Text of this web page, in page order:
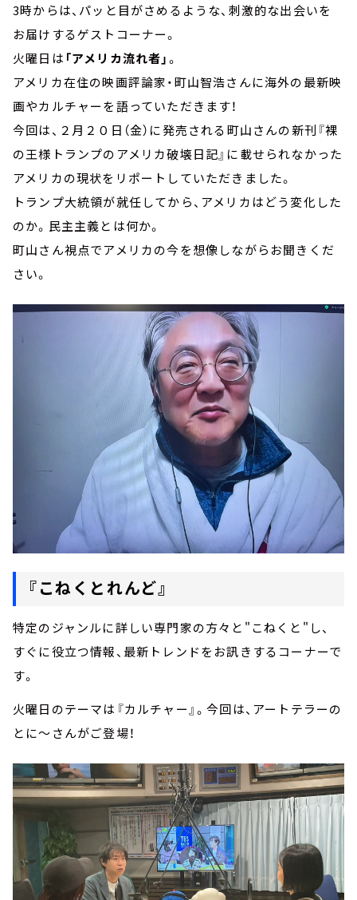
3時からは、パッと目がさめるような、刺激的な出会いを
お届けするゲストコーナー。
火曜日は 「アメリカ流れ者」。
アメリカ在住の映画評論家・町山智浩さんに海外の最新映
画やカルチャーを語っていただきます！
今回は、２月２０日（金）に発売される町山さんの新刊『裸
の王様トランプのアメリカ破壊日記』に載せられなかった
アメリカの現状をリポートしていただきました。
トランプ大統領が就任してから、アメリカはどう変化した
のか。民主主義とは何か。
町山さん視点でアメリカの今を想像しながらお聞きくだ
さい。
『こねくとれんど』
特定のジャンルに詳しい専門家の方々と"こねくと"し、
すぐに役立つ情報、最新トレンドをお訊きするコーナーで
す。
火曜日のテーマは『カルチャー』。今回は、アートテラーの
とに～さんがご登場！